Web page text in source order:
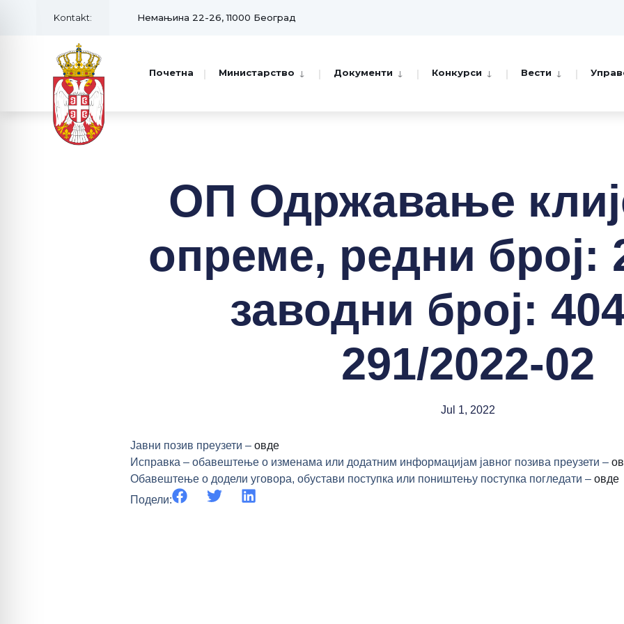
Kontakt: Немањина 22-26, 11000 Београд
Почетна Министарство Документи Конкурси Вести
ОП Одржавање
опреме, редни број:
заводни број:
291/2022-02
Jul 1, 2022
Јавни позив преузети – овде
Исправка – обавештење о изменама или додатним информацијам јавног позива преузети –
Обавештење о додели уговора, обустави поступка или поништењу поступка погледати – овде
Подели: